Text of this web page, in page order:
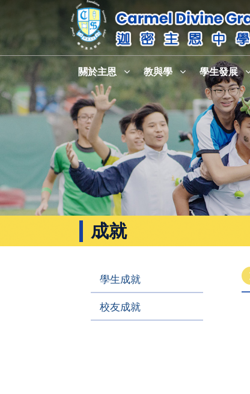
關於主恩 教與學 學生發展
成就
學生成就
校友成就